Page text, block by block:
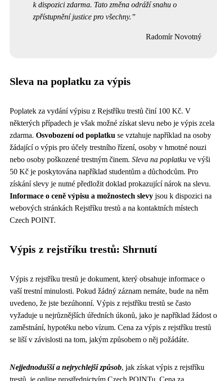
k dispozici zdarma. Tato změna odráží snahu o
zpřístupnění justice pro všechny.
Radomír Novotný
Sleva na poplatku za výpis
Poplatek za vydání výpisu z Rejstříku trestů činí 100 Kč. V
některých případech je však možné získat slevu nebo je výpis zcela
zdarma. Osvobození od poplatku se vztahuje například na osoby
žádající o výpis pro účely trestního řízení, osoby v hmotné nouzi
nebo osoby poškozené trestným činem. Sleva na poplatku ve výši
50 Kč je poskytována například studentům a důchodcům. Pro
získání slevy je nutné předložit doklad prokazující nárok na slevu.
Informace o ceně výpisu a možnostech slevy jsou k dispozici na
webových stránkách Rejstříku trestů a na kontaktních místech
Czech POINT.
Výpis z rejstříku trestů: Shrnutí
Výpis z rejstříku trestů je dokument, který obsahuje informace o
vaší trestní minulosti. Pokud žádný záznam nemáte, bude na něm
uvedeno, že jste bezúhonní. Výpis z rejstříku trestů se často
vyžaduje u nejrůznějších úředních úkonů, jako je například žádost o
zaměstnání, hypotéku nebo vízum. Cena za výpis z rejstříku trestů
se liší v závislosti na tom, jakým způsobem o něj požádáte.
Nejjednodušší a nejrychlejší způsob, jak získat výpis z rejstříku
trestů, je online prostřednictvím Czech POINTu. Cena za